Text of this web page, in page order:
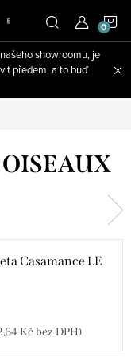
showroomu, je
předem, a to buď
Casamance LE
Kč bez DPH)